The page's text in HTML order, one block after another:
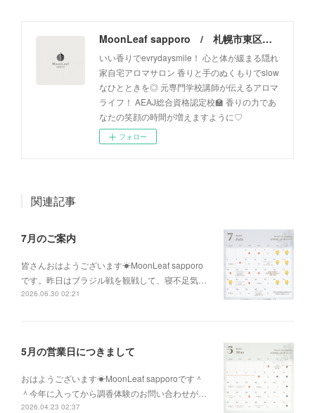
MoonLeaf sapporo / 札幌市東区の100種類以上の香りが楽しめるアロマスクール＆トリートメントサロン
いい香りでevrydaysmile！ 心と体が緩まる隠れ
家自宅アロマサロン 香りと手のぬくもりでslow
なひとときを◎ 元専門学校講師が伝えるアロマ
ライフ！ AEAJ総合資格認定校🏫 香りの力であ
なたの笑顔の時間が増えますように♡
フォロー
関連記事
7月のご案内
皆さんおはようございます☀MoonLeaf sapporo
です。昨日はブラジル戦を観戦して、寝不足気…
2026.06.30 02:21
5月の営業日につきまして
おはようございます☀MoonLeaf sapporoです＾
＾今年に入ってから調香体験のお問い合わせが…
2026.04.23 02:37